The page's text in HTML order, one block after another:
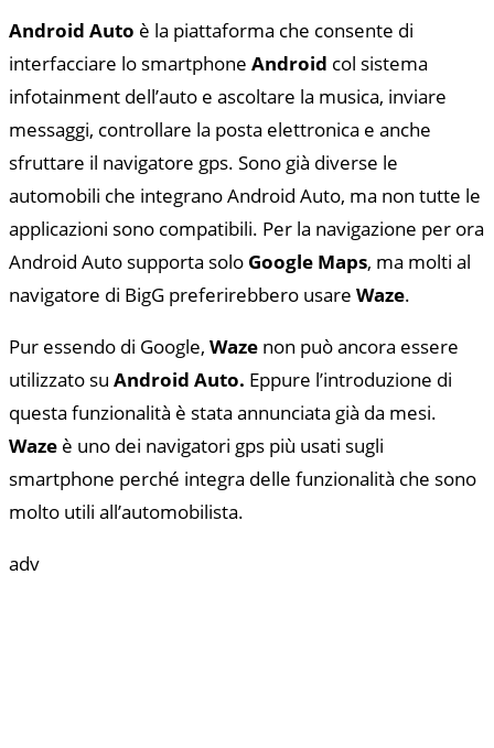
Android Auto è la piattaforma che consente di
interfacciare lo smartphone Android col sistema
infotainment dell’auto e ascoltare la musica, inviare
messaggi, controllare la posta elettronica e anche
sfruttare il navigatore gps. Sono già diverse le
automobili che integrano Android Auto, ma non tutte le
applicazioni sono compatibili. Per la navigazione per ora
Android Auto supporta solo Google Maps, ma molti al
navigatore di BigG preferirebbero usare Waze.
Pur essendo di Google, Waze non può ancora essere
utilizzato su Android Auto. Eppure l’introduzione di
questa funzionalità è stata annunciata già da mesi.
Waze è uno dei navigatori gps più usati sugli
smartphone perché integra delle funzionalità che sono
molto utili all’automobilista.
adv